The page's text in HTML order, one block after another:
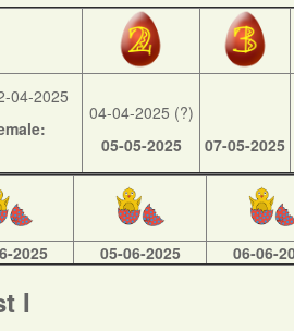
04-2025
04-04-2025 (?)
05-05-2025
07-05-2025
2025 05-06-2025 06-06-
I